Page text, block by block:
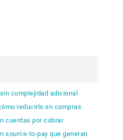
complejidad adicional
reducirlo en compras
cuentas por cobrar
source-to-pay que generan